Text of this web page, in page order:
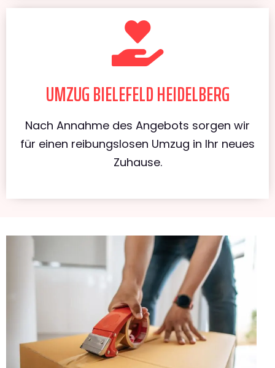
UMZUG BIELEFELD HEIDELBERG
Nach Annahme des Angebots sorgen wir
für einen reibungslosen Umzug in Ihr neues
Zuhause.